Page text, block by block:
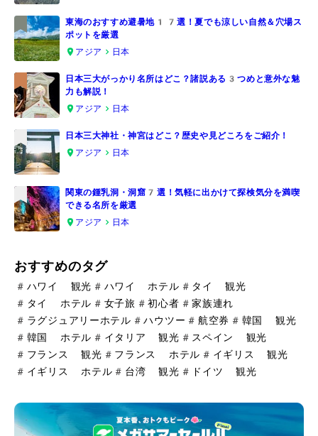
2
東海のおすすめ避暑地17選！夏でも涼しい自然＆穴場ス
ポットを厳選
アジア
日本
3
日本三大がっかり名所はどこ？諸説ある3つめと意外な魅
力も解説！
アジア
日本
4
日本三大神社・神宮はどこ？歴史や見どころをご紹介！
アジア
日本
5
関東の鍾乳洞・洞窟7選！気軽に出かけて探検気分を満喫
できる名所を厳選
アジア
日本
おすすめのタグ
# ハワイ 観光 # ハワイ ホテル # タイ 観光
# タイ ホテル # 女子旅 #初心者 #家族連れ
# ラグジュアリーホテル #ハウツー # 航空券 # 韓国 観光
# 韓国 ホテル # イタリア 観光 # スペイン 観光
# フランス 観光 # フランス ホテル # イギリス 観光
# イギリス ホテル # 台湾 観光 # ドイツ 観光